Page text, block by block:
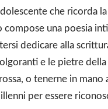
che ricorda
compose una poesia
dedicare alla
e le pietre
o tenerne in
per essere